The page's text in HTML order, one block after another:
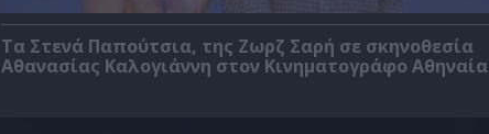
Τα Στενά Παπούτσια, της Ζωρζ Σαρή σε σκηνοθεσία
Αθανασίας Καλογιάννη στον Κινηματογράφο Αθηναία